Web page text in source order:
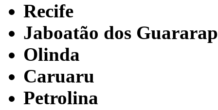
Recife
Jaboatão dos
Olinda
Caruaru
Petrolina